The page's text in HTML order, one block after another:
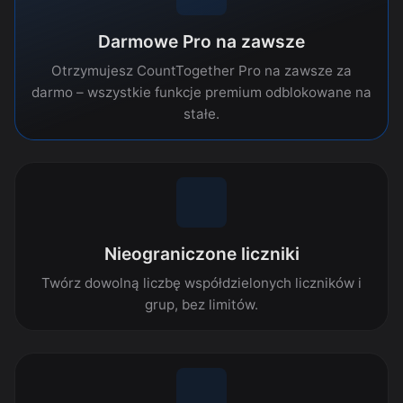
Darmowe Pro na zawsze
Otrzymujesz CountTogether Pro na zawsze za
darmo – wszystkie funkcje premium odblokowane na
stałe.
Nieograniczone liczniki
Twórz dowolną liczbę współdzielonych liczników i
grup, bez limitów.